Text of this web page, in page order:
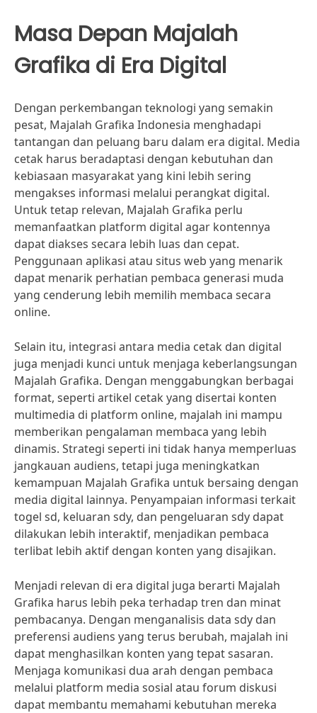
Masa Depan Majalah
Grafika di Era Digital
Dengan perkembangan teknologi yang semakin
pesat, Majalah Grafika Indonesia menghadapi
tantangan dan peluang baru dalam era digital. Media
cetak harus beradaptasi dengan kebutuhan dan
kebiasaan masyarakat yang kini lebih sering
mengakses informasi melalui perangkat digital.
Untuk tetap relevan, Majalah Grafika perlu
memanfaatkan platform digital agar kontennya
dapat diakses secara lebih luas dan cepat.
Penggunaan aplikasi atau situs web yang menarik
dapat menarik perhatian pembaca generasi muda
yang cenderung lebih memilih membaca secara
online.
Selain itu, integrasi antara media cetak dan digital
juga menjadi kunci untuk menjaga keberlangsungan
Majalah Grafika. Dengan menggabungkan berbagai
format, seperti artikel cetak yang disertai konten
multimedia di platform online, majalah ini mampu
memberikan pengalaman membaca yang lebih
dinamis. Strategi seperti ini tidak hanya memperluas
jangkauan audiens, tetapi juga meningkatkan
kemampuan Majalah Grafika untuk bersaing dengan
media digital lainnya. Penyampaian informasi terkait
togel sd, keluaran sdy, dan pengeluaran sdy dapat
dilakukan lebih interaktif, menjadikan pembaca
terlibat lebih aktif dengan konten yang disajikan.
Menjadi relevan di era digital juga berarti Majalah
Grafika harus lebih peka terhadap tren dan minat
pembacanya. Dengan menganalisis data sdy dan
preferensi audiens yang terus berubah, majalah ini
dapat menghasilkan konten yang tepat sasaran.
Menjaga komunikasi dua arah dengan pembaca
melalui platform media sosial atau forum diskusi
dapat membantu memahami kebutuhan mereka